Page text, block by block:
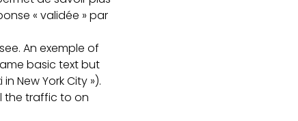
« validée » par
An exemple of
basic text but
New York City »).
the traffic to on